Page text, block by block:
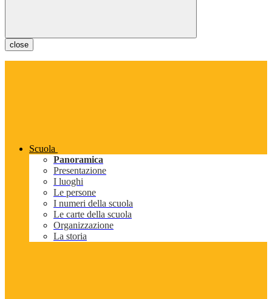
close
Scuola
Panoramica
Presentazione
I luoghi
Le persone
I numeri della scuola
Le carte della scuola
Organizzazione
La storia